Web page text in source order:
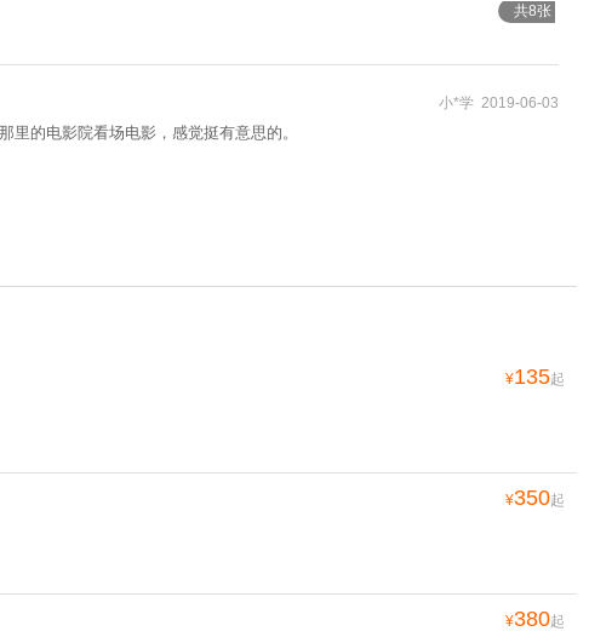
共8张
小*学 2019-06-03
的电影院看场电影，感觉挺有意思的。
¥135起
¥350起
¥380起